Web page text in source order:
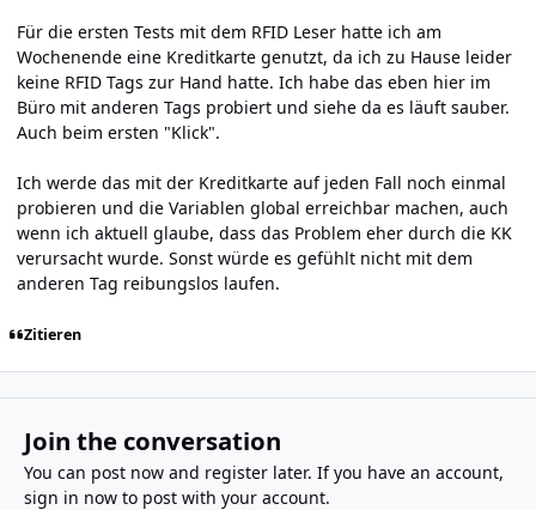
Für die ersten Tests mit dem RFID Leser hatte ich am
Wochenende eine Kreditkarte genutzt, da ich zu Hause leider
keine RFID Tags zur Hand hatte. Ich habe das eben hier im
Büro mit anderen Tags probiert und siehe da es läuft sauber.
Auch beim ersten "Klick".
Ich werde das mit der Kreditkarte auf jeden Fall noch einmal
probieren und die Variablen global erreichbar machen, auch
wenn ich aktuell glaube, dass das Problem eher durch die KK
verursacht wurde. Sonst würde es gefühlt nicht mit dem
anderen Tag reibungslos laufen.
Zitieren
Join the conversation
You can post now and register later. If you have an account,
sign in nowto post with your account.